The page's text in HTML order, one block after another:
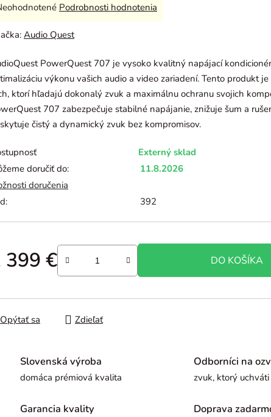
Podrobnosti hodnotenia
Audio Quest
PowerQuest 707 je vysoko kvalitný napájací
výkonu vašich audio a video zariadení. Tento produkt
ktorí hľadajú dokonalý zvuk a maximálnu ochranu svojich
707 zabezpečuje stabilné napájanie, znižuje šum a
čistý a dynamický zvuk bez kompromisov.
Externý sklad
doručiť do:
11.8.2026
doručenia
392
399 €
cena:
DO KOŠÍKA
Opýtať sa Zdieľať
Slovenská výroba
domáca prémiová kvalita
Odborníci na
zvuk, ktorý uchváti
Garancia kvality Doprava